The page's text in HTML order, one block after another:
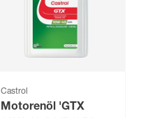
Castrol
Motorenöl 'GTX